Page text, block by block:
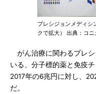
プレシジョンメディシ
クで拡大） 出典：コニ
がん治療に関わるプレ
いる、分子標的薬と免疫
2017年の6兆円に対し、
だ。